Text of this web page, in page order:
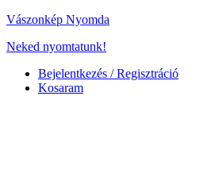
Vászonkép Nyomda
Neked nyomtatunk!
Bejelentkezés / Regisztráció
Kosaram